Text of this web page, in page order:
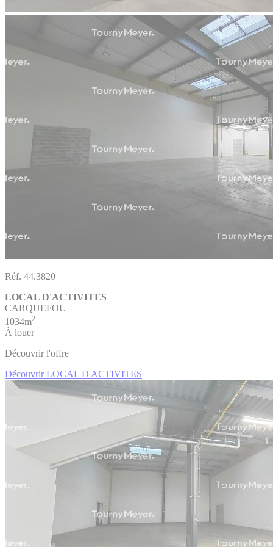
Réf. 44.3820
LOCAL D'ACTIVITES
CARQUEFOU
1034m2
À louer
Découvrir l'offre
Découvrir LOCAL D'ACTIVITES